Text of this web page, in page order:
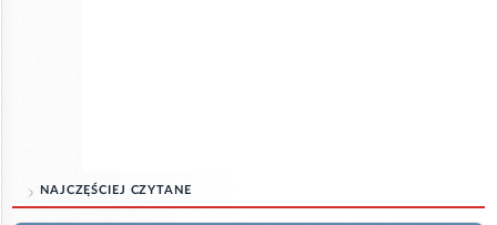
NAJCZĘŚCIEJ CZYTANE